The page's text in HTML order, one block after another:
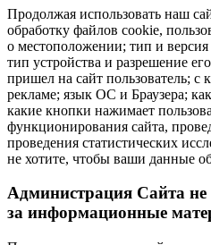
Продолжая использовать наш
обработку файлов cookie,
о местоположении; тип и
тип устройства и разрешение
пришел на сайт пользователь; с
рекламе; язык ОС и Браузера;
какие кнопки нажимает
функционирования сайта,
проведения статистических
не хотите, чтобы ваши данные
Администрация Сайта не
за информационные